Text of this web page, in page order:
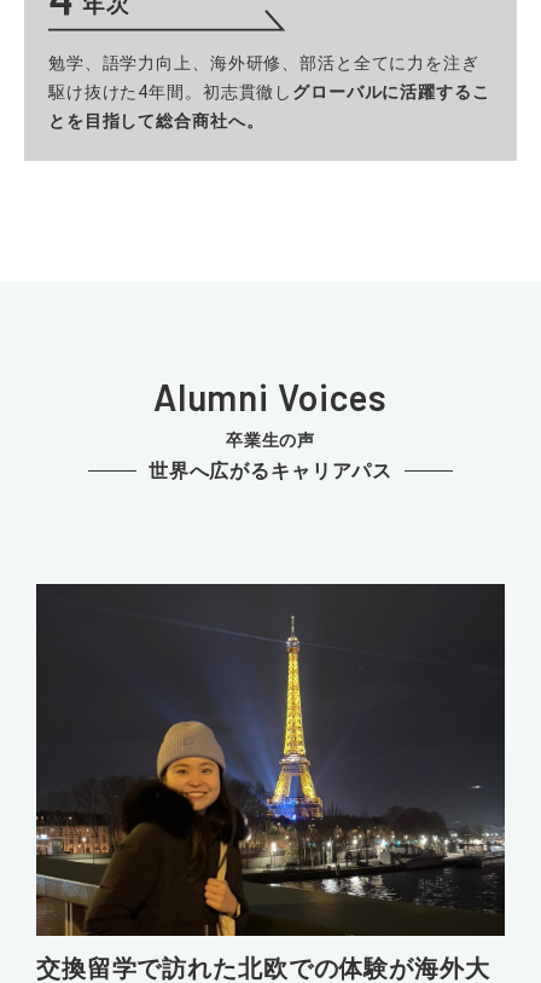
勉学、語学力向上、海外研修、部活と全てに力を注ぎ
駆け抜けた4年間。初志貫徹し グローバルに活躍するこ
とを目指して総合商社へ。
Alumni Voices
卒業生の声
世界へ広がるキャリアパス
交換留学で訪れた北欧での体験が海外大